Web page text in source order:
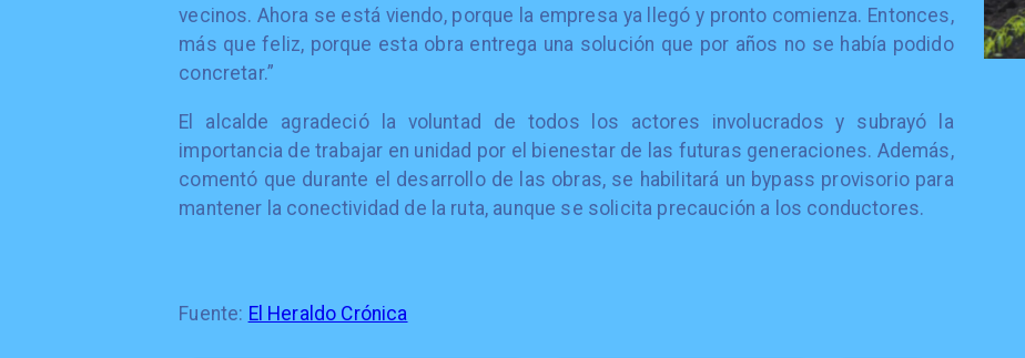
vecinos. Ahora se está viendo, porque la empresa ya llegó y pronto comienza. Entonces,
más que feliz, porque esta obra entrega una solución que por años no se había podido
concretar.”
El alcalde agradeció la voluntad de todos los actores involucrados y subrayó la
importancia de trabajar en unidad por el bienestar de las futuras generaciones. Además,
comentó que durante el desarrollo de las obras, se habilitará un bypass provisorio para
mantener la conectividad de la ruta, aunque se solicita precaución a los conductores.
Fuente: El Heraldo Crónica